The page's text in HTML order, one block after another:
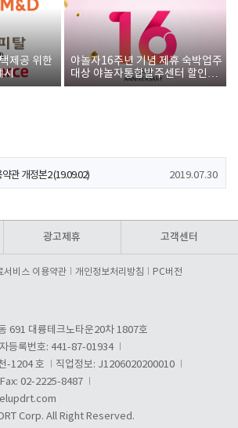
제공 위한
시
야놀자16주년 기념 제휴 숙박업주
대상 야놀자통합발주센터 할인쿠
폰 증정
개정본1 (19.09.02)
관 개정본2 (19.09.02) 2019.07.30
광고제휴 고객센터
서비스 이용약관 개인정보처리방침 PC버전
691 대륭테크노타운20차 1807호
등록번호: 441-87-01934
-1204 호
직업정보: J1206020200010
Fax: 02-2225-8487
Corp. All Right Reserved.